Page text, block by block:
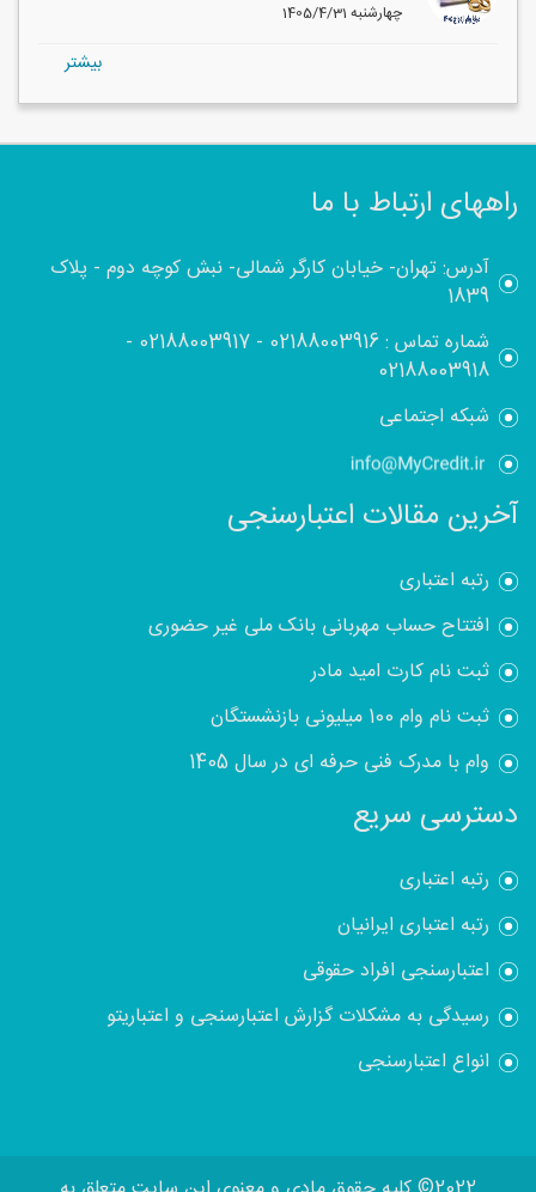
1405/4/31 چهارشنبه
بيشتر
راههای ارتباط با ما
آدرس: تهران- خیابان کارگر شمالی- نبش کوچه دوم - پلاک
1839
شماره تماس :02188003916
-
02188003917
-
02188003918
شبکه اجتماعی
آخرین مقالات اعتبارسنجی
رتبه اعتباری
افتتاح حساب مهربانی بانک ملی غیر حضوری
ثبت نام کارت امید مادر
ثبت نام وام 100 میلیونی بازنشستگان
وام با مدرک فنی حرفه ای در سال 1405
دسترسی سریع
رتبه اعتباری
رتبه اعتباری ایرانیان
اعتبارسنجی افراد حقوقی
رسیدگی به مشکلات گزارش اعتبارسنجی و اعتباریتو
انواع اعتبارسنجی